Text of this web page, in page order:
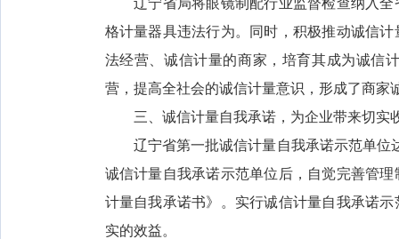
辽宁省局将眼镜制配行业监督检查纳入全
格计量器具违法行为。同时，积极推动诚信
法经营、诚信计量的商家，培育其成为诚信
营，提高全社会的诚信计量意识，形成了商
三、诚信计量自我承诺，为企业带来切实
辽宁省第一批诚信计量自我承诺示范单位
诚信计量自我承诺示范单位后，自觉完善管
计量自我承诺书》。实行诚信计量自我承诺
实的效益。